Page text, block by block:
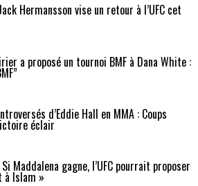
Hermansson vise un retour à l’UFC cet
a proposé un tournoi BMF à Dana White :
d’Eddie Hall en MMA : Coups
éclair
Maddalena gagne, l’UFC pourrait proposer
à Islam »